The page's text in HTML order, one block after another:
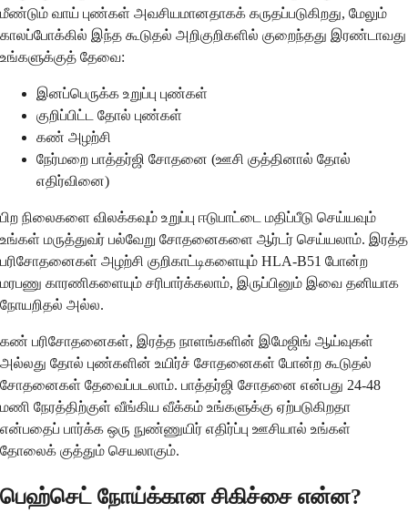
மீண்டும் வாய் புண்கள் அவசியமானதாகக் கருதப்படுகிறது, மேலும்
காலப்போக்கில் இந்த கூடுதல் அறிகுறிகளில் குறைந்தது இரண்டாவது
உங்களுக்குத் தேவை:
இனப்பெருக்க உறுப்பு புண்கள்
குறிப்பிட்ட தோல் புண்கள்
கண் அழற்சி
நேர்மறை பாத்தர்ஜி சோதனை (ஊசி குத்தினால் தோல்
எதிர்வினை)
பிற நிலைகளை விலக்கவும் உறுப்பு ஈடுபாட்டை மதிப்பீடு செய்யவும்
உங்கள் மருத்துவர் பல்வேறு சோதனைகளை ஆர்டர் செய்யலாம். இரத்த
பரிசோதனைகள் அழற்சி குறிகாட்டிகளையும் HLA-B51 போன்ற
மரபணு காரணிகளையும் சரிபார்க்கலாம், இருப்பினும் இவை தனியாக
நோயறிதல் அல்ல.
கண் பரிசோதனைகள், இரத்த நாளங்களின் இமேஜிங் ஆய்வுகள்
அல்லது தோல் புண்களின் உயிர்ச் சோதனைகள் போன்ற கூடுதல்
சோதனைகள் தேவைப்படலாம். பாத்தர்ஜி சோதனை என்பது 24-48
மணி நேரத்திற்குள் வீங்கிய வீக்கம் உங்களுக்கு ஏற்படுகிறதா
என்பதைப் பார்க்க ஒரு நுண்ணுயிர் எதிர்ப்பு ஊசியால் உங்கள்
தோலைக் குத்தும் செயலாகும்.
பெஹ்செட் நோய்க்கான சிகிச்சை என்ன?